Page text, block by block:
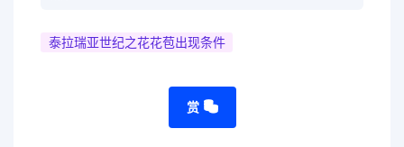
泰拉瑞亚世纪之花花苞出现条件
赏